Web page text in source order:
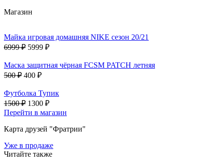
Магазин
Майка игровая домашняя NIKE сезон 20/21
6999 ₽ 5999 ₽
Маска защитная чёрная FCSM PATCH летняя
500 ₽ 400 ₽
Футболка Тупик
1500 ₽ 1300 ₽
Перейти в магазин
Карта друзей "Фратрии"
Уже в продаже
Читайте также